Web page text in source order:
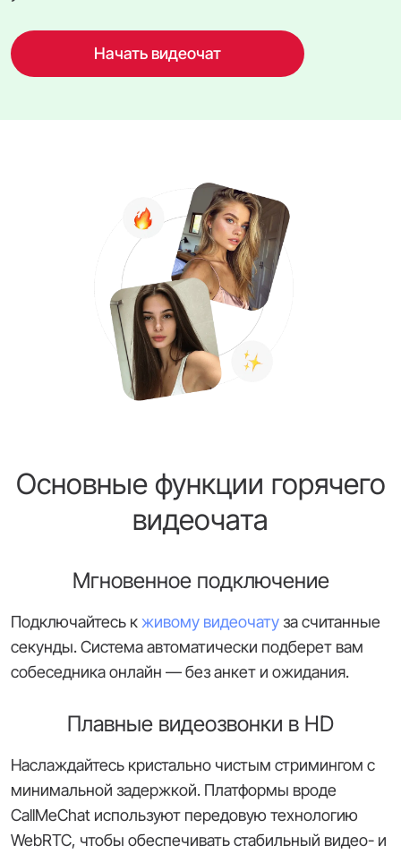
Начать видеочат
Основные функции горячего
видеочата
Мгновенное подключение
Подключайтесь кживому видеочату за считанные
секунды. Система автоматически подберет вам
собеседника онлайн — без анкет и ожидания.
Плавные видеозвонки в HD
Наслаждайтесь кристально чистым стримингом с
минимальной задержкой. Платформы вроде
CallMeChat используют передовую технологию
WebRTC, чтобы обеспечивать стабильный видео- и